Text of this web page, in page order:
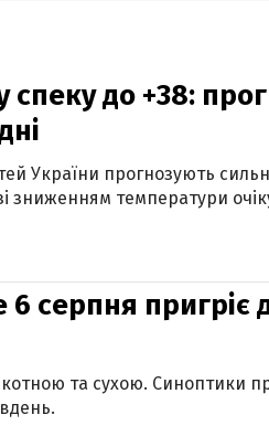
спеку до +38:
України прогнозують
зниженням температури
6 серпня пригріє
та сухою. Синоптики